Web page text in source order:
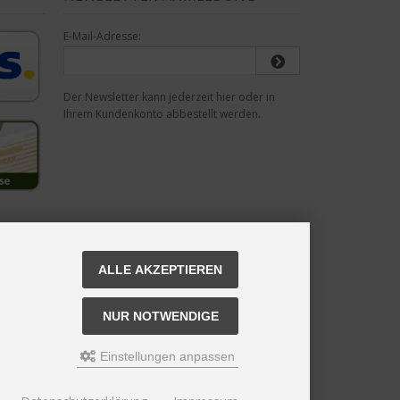
E-Mail-Adresse:
Der Newsletter kann jederzeit hier oder in
Ihrem Kundenkonto abbestellt werden.
ALLE AKZEPTIEREN
NUR NOTWENDIGE
Einstellungen anpassen